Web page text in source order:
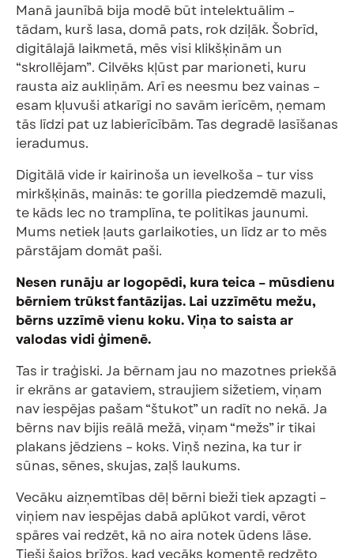
Manā jaunībā bija modē būt intelektuālim –
tādam, kurš lasa, domā pats, rok dziļāk. Šobrīd,
digitālajā laikmetā, mēs visi klikšķinām un
“skrollējam”. Cilvēks kļūst par marioneti, kuru
rausta aiz aukliņām. Arī es neesmu bez vainas –
esam kļuvuši atkarīgi no savām ierīcēm, ņemam
tās līdzi pat uz labierīcībām. Tas degradē lasīšanas
ieradumus.
Digitālā vide ir kairinoša un ievelkoša – tur viss
mirkšķinās, mainās: te gorilla piedzemdē mazuli,
te kāds lec no tramplīna, te politikas jaunumi.
Mums netiek ļauts garlaikoties, un līdz ar to mēs
pārstājam domāt paši.
Nesen runāju ar logopēdi, kura teica – mūsdienu
bērniem trūkst fantāzijas. Lai uzzīmētu mežu,
bērns uzzīmē vienu koku. Viņa to saista ar
valodas vidi ģimenē.
Tas ir traģiski. Ja bērnam jau no mazotnes priekšā
ir ekrāns ar gataviem, straujiem sižetiem, viņam
nav iespējas pašam “štukot” un radīt no nekā. Ja
bērns nav bijis reālā mežā, viņam “mežs” ir tikai
plakans jēdziens – koks. Viņš nezina, ka tur ir
sūnas, sēnes, skujas, zaļš laukums.
Vecāku aizņemtības dēļ bērni bieži tiek apzagti –
viņiem nav iespējas dabā aplūkot vardi, vērot
spāres vai redzēt, kā no aira notek ūdens lāse.
Tieši šajos brīžos, kad vecāks komentē redzēto